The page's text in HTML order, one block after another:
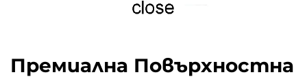
Премиална Повърхностна